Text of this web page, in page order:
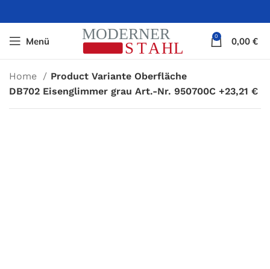
Menü 0 0,00 €
Home
Product Variante Oberfläche
DB702 Eisenglimmer grau Art.-Nr. 950700C +23,21 €